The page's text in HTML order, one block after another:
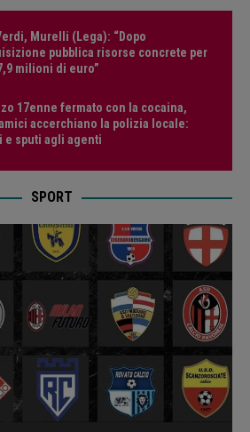
Murelli (Lega): “Dopo
pubblica risorse concrete per
milioni di euro”
17enne fermato con la cocaina,
accerchiano la polizia locale:
e sputi agli agenti
SPORT